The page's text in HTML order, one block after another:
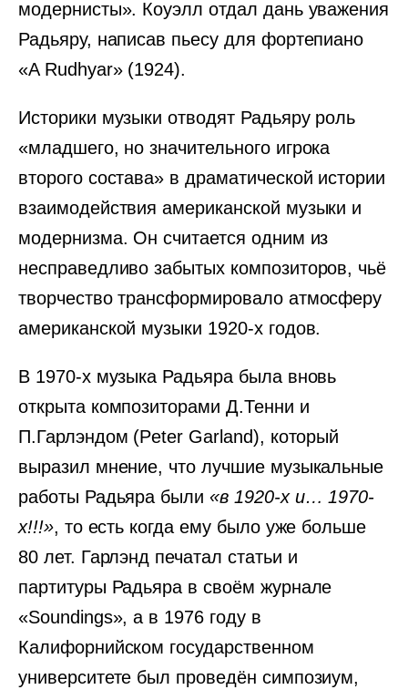
модернисты». Коуэлл отдал дань уважения
Радьяру, написав пьесу для фортепиано
«A Rudhyar» (1924).
Историки музыки отводят Радьяру роль
«младшего, но значительного игрока
второго состава» в драматической истории
взаимодействия американской музыки и
модернизма. Он считается одним из
несправедливо забытых композиторов, чьё
творчество трансформировало атмосферу
американской музыки 1920-х годов.
В 1970-х музыка Радьяра была вновь
открыта композиторами Д.Тенни и
П.Гарлэндом (Peter Garland), который
выразил мнение, что лучшие музыкальные
работы Радьяра были«в 1920-х и… 1970-
х!!!», то есть когда ему было уже больше
80 лет. Гарлэнд печатал статьи и
партитуры Радьяра в своём журнале
«Soundings», а в 1976 году в
Калифорнийском государственном
университете был проведён симпозиум,